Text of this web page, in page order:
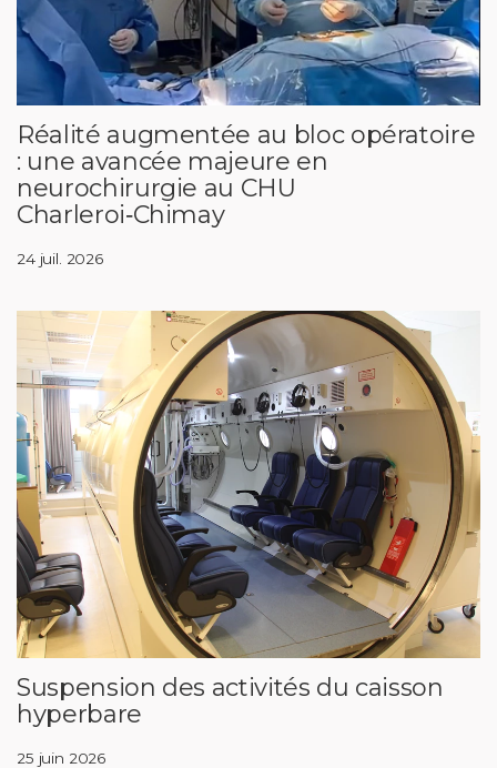
Réalité augmentée au bloc opératoire
: une avancée majeure en
neurochirurgie au CHU
Charleroi‑Chimay
24 juil. 2026
Suspension des activités du caisson
hyperbare
25 juin 2026